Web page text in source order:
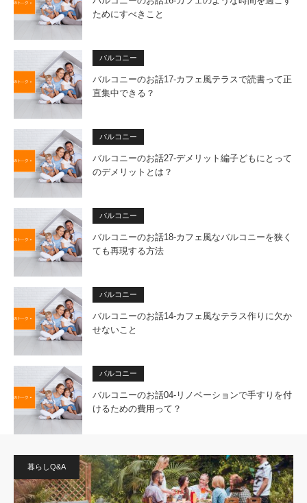
ためにすべきこと
バルコニー
バルコニーのお話17-カフェ風テラスで読書って正
直集中できる？
バルコニー
バルコニーのお話27-デメリット編子どもにとって
のデメリットとは？
バルコニー
バルコニーのお話18-カフェ風なバルコニーを狭く
ても再現する方法
バルコニー
バルコニーのお話14-カフェ風なテラス作りに欠か
せないこと
バルコニー
バルコニーのお話04-リノベーションで手すりを付
けるための費用って？
暮らしQ&A